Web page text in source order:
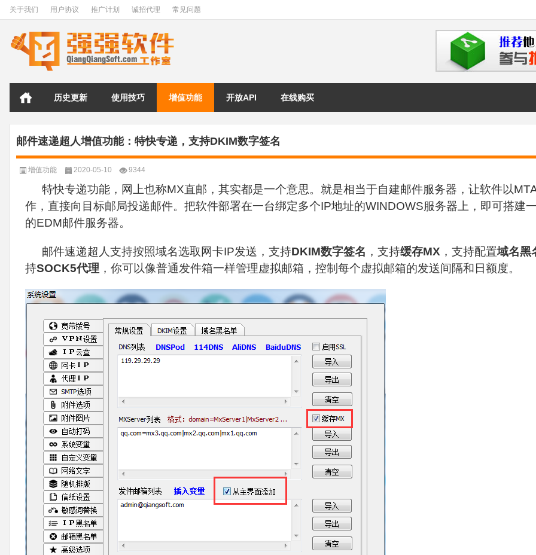
关于我们 用户协议 推广计划 诚招代理 常见问题
历史更新 使用技巧 增值功能 开放API 在线购买
邮件速递超人增值功能：特快专递，支持DKIM数字签名
增值功能 2020-05-10 9344
特快专递功能，网上也称MX直邮，其实都是一个意思。就是相当于自建邮件服务器，让软件以
作，直接向目标邮局投递邮件。 把软件部署在一台绑定多个IP地址的WINDOWS服务器上，即可搭建
的EDM邮件服务器。
邮件速递超人支持按照域名选取网卡IP发送，支持DKIM数字签名 ，支持缓存MX ，支持配置域名黑
持SOCK5代理 ， 你可以像普通发件箱一样管理虚拟邮箱，控制每个虚拟邮箱的发送间隔和日额度。